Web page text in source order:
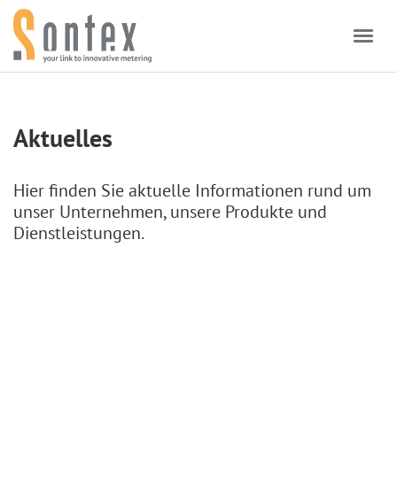
Skip to content
Aktuelles
Hier finden Sie aktuelle Informationen rund um
unser Unternehmen, unsere Produkte und
Dienstleistungen.